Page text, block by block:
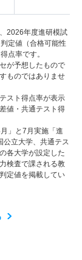
2026年度進研模試
定値（合格可能性
点率です。
が予想したもので
ものではありませ
スト得点率が表示
値・共通テスト得
」と7月実施「進
立大学、共通テス
各大学が設定した
検査で課される教
定値を掲載してい